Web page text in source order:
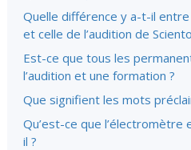
Quelle différence y a-t-il
et celle de l’audition de
Est-ce que tous les
l’audition et une formation ?
Que signifient les mots
Qu’est-ce que
il ?